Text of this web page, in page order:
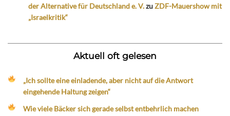
der Alternative für Deutschland e. V.zuZDF-Mauershow mit
„Israelkritik“
Aktuell oft gelesen
„Ich sollte eine einladende, aber nicht auf die Antwort
eingehende Haltung zeigen“
Wie viele Bäcker sich gerade selbst entbehrlich machen